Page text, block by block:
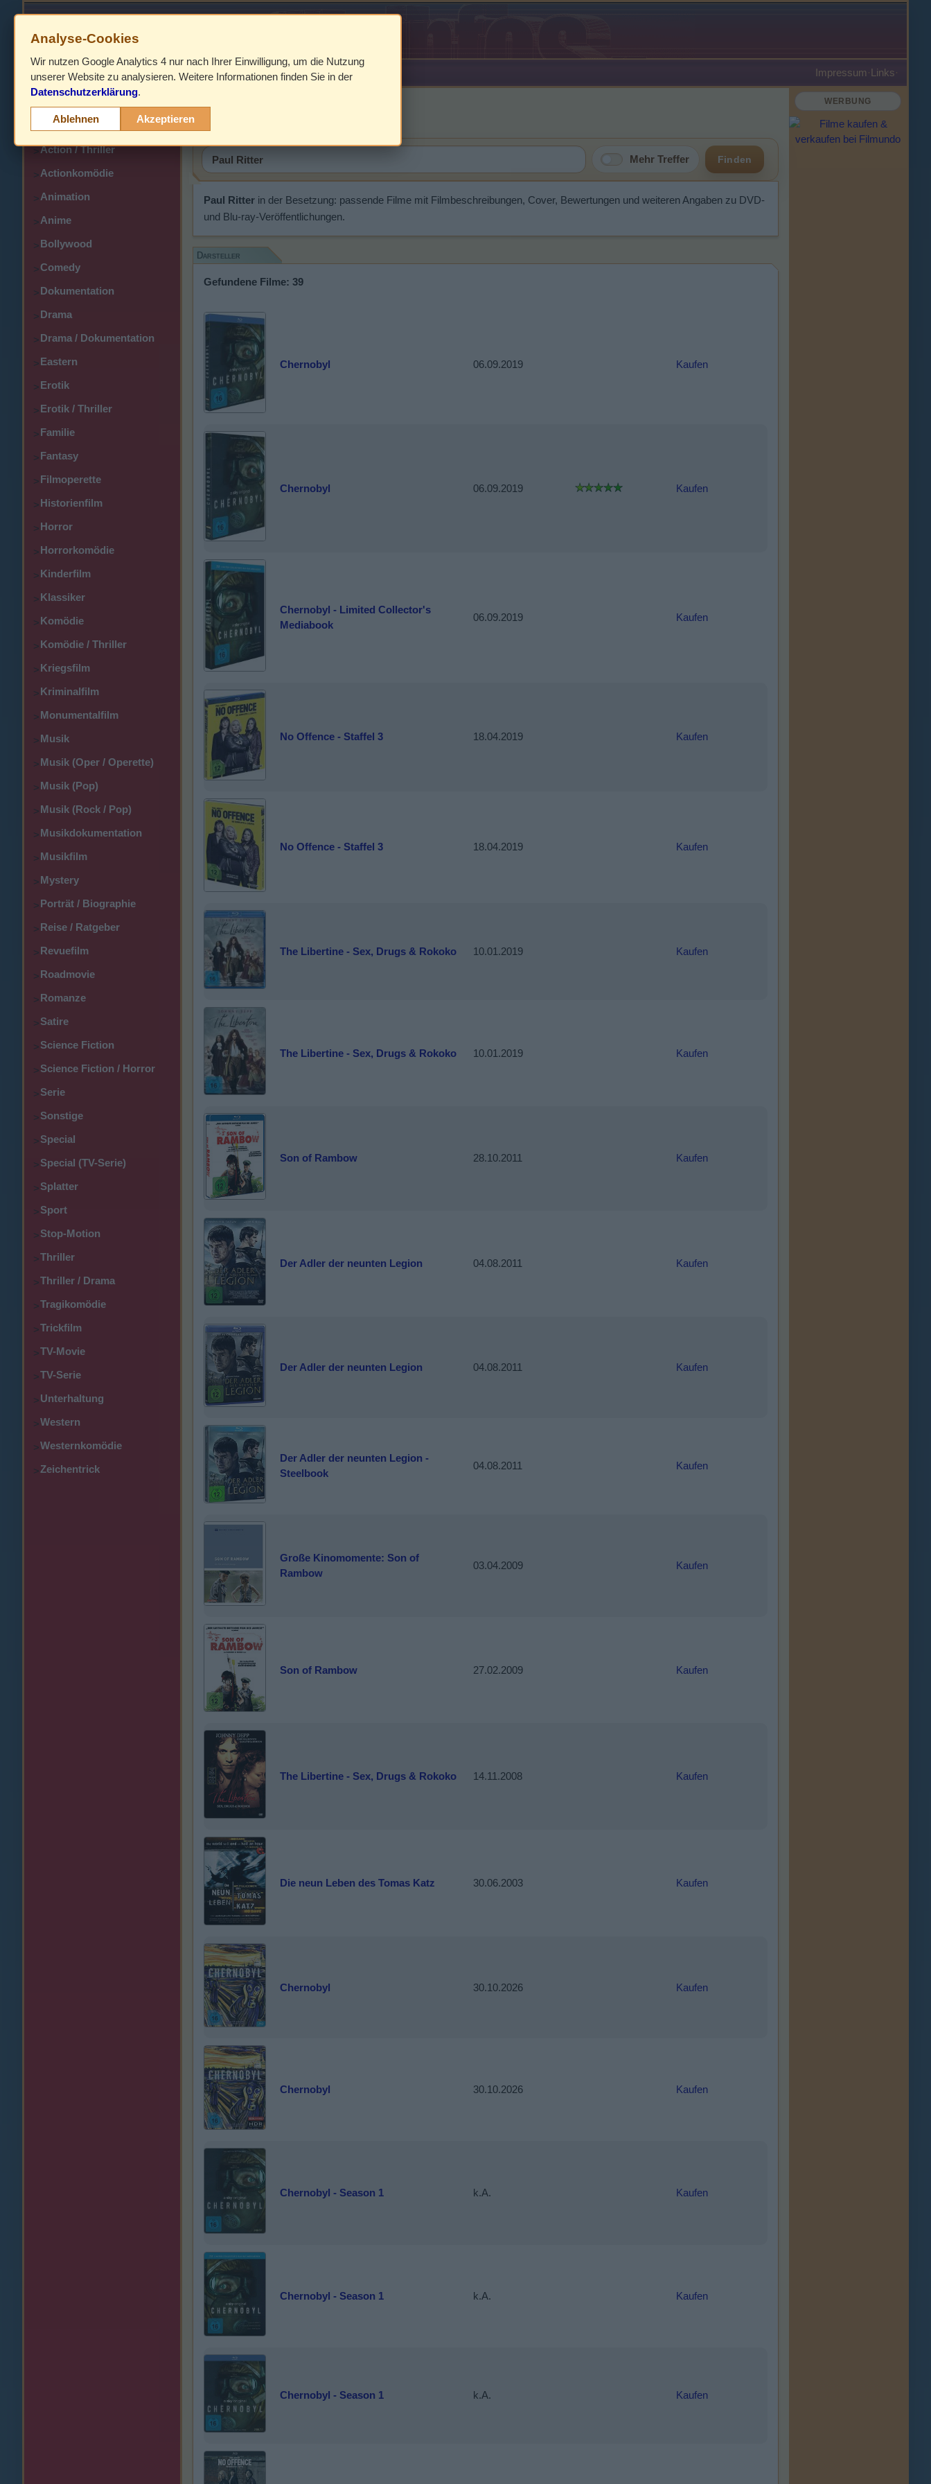
HOME Impressum ·Links·
>
> Action
>Action / Thriller
>Actionkomödie
>Animation
>Anime
>Bollywood
>Comedy
>Dokumentation
>Drama
>Drama / Dokumentation
>Eastern
>Erotik
>Erotik / Thriller
>Familie
>Fantasy
>Filmoperette
>Historienfilm
>Horror
>Horrorkomödie
>Kinderfilm
>Klassiker
>Komödie
>Komödie / Thriller
>Kriegsfilm
>Kriminalfilm
>Monumentalfilm
>Musik
>Musik (Oper / Operette)
>Musik (Pop)
>Musik (Rock / Pop)
>Musikdokumentation
>Musikfilm
>Mystery
>Porträt / Biographie
>Reise / Ratgeber
>Revuefilm
>Roadmovie
>Romanze
>Satire
>Science Fiction
>Science Fiction / Horror
>Serie
>Sonstige
>Special
>Special (TV-Serie)
>Splatter
>Sport
>Stop-Motion
>Thriller
>Thriller / Drama
>Tragikomödie
>Trickfilm
>TV-Movie
>TV-Serie
>Unterhaltung
>Western
>Westernkomödie
>Zeichentrick
Paul Ritter
Mehr Treffer Finden
Paul Ritter in der Besetzung: passende Filme mit Filmbeschreibungen, Cover, Bewertungen und weiteren Angaben zu DVD-
und Blu-ray-Veröffentlichungen.
Darsteller
Gefundene Filme: 39
Chernobyl 06.09.2019 Kaufen
Chernobyl 06.09.2019 Kaufen
Chernobyl - Limited Collector's
Mediabook
06.09.2019 Kaufen
No Offence - Staffel 3 18.04.2019 Kaufen
No Offence - Staffel 3 18.04.2019 Kaufen
The Libertine - Sex, Drugs & Rokoko 10.01.2019 Kaufen
The Libertine - Sex, Drugs & Rokoko 10.01.2019 Kaufen
Son of Rambow 28.10.2011 Kaufen
Der Adler der neunten Legion 04.08.2011 Kaufen
Der Adler der neunten Legion 04.08.2011 Kaufen
Der Adler der neunten Legion -
Steelbook
04.08.2011 Kaufen
Große Kinomomente: Son of
Rambow
03.04.2009 Kaufen
Son of Rambow 27.02.2009 Kaufen
The Libertine - Sex, Drugs & Rokoko 14.11.2008 Kaufen
Die neun Leben des Tomas Katz 30.06.2003 Kaufen
Chernobyl 30.10.2026 Kaufen
Chernobyl 30.10.2026 Kaufen
Chernobyl - Season 1 k.A. Kaufen
Chernobyl - Season 1 k.A. Kaufen
Chernobyl - Season 1 k.A. Kaufen
WERBUNG
Analyse-Cookies
Wir nutzen Google Analytics 4 nur nach Ihrer Einwilligung, um die Nutzung
unserer Website zu analysieren. Weitere Informationen finden Sie in der
Datenschutzerklärung.
Ablehnen Akzeptieren